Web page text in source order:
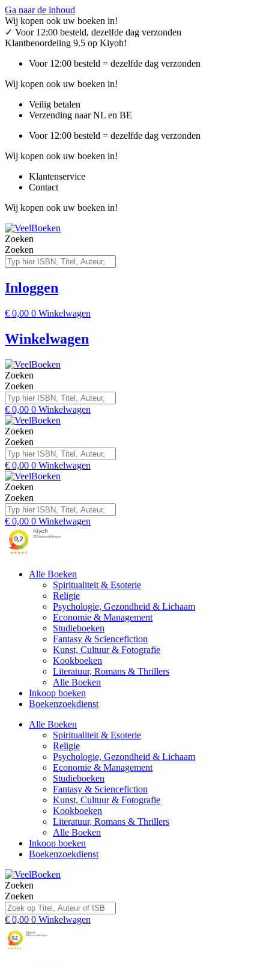
Ga naar de inhoud
Wij kopen ook uw boeken in!
✓ Voor 12:00 besteld, dezelfde dag verzonden
Klantbeoordeling 9.5 op Kiyoh!
Voor 12:00 besteld = dezelfde dag verzonden
Wij kopen ook uw boeken in!
Veilig betalen
Verzending naar NL en BE
Voor 12:00 besteld = dezelfde dag verzonden
Wij kopen ook uw boeken in!
Klantenservice
Contact
Wij kopen ook uw boeken in!
Zoeken
Zoeken
Inloggen
€ 0,00 0 Winkelwagen
Winkelwagen
Zoeken
Zoeken
€ 0,00 0 Winkelwagen
Zoeken
Zoeken
€ 0,00 0 Winkelwagen
Zoeken
Zoeken
€ 0,00 0 Winkelwagen
Alle Boeken
Spiritualiteit & Esoterie
Religie
Psychologie, Gezondheid & Lichaam
Economie & Management
Studieboeken
Fantasy & Sciencefiction
Kunst, Cultuur & Fotografie
Kookboeken
Literatuur, Romans & Thrillers
Alle Boeken
Inkoop boeken
Boekenzoekdienst
Alle Boeken
Spiritualiteit & Esoterie
Religie
Psychologie, Gezondheid & Lichaam
Economie & Management
Studieboeken
Fantasy & Sciencefiction
Kunst, Cultuur & Fotografie
Kookboeken
Literatuur, Romans & Thrillers
Alle Boeken
Inkoop boeken
Boekenzoekdienst
Zoeken
Zoeken
€ 0,00 0 Winkelwagen